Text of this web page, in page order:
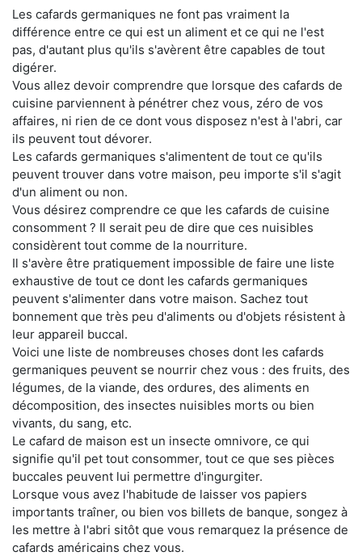
Les cafards germaniques ne font pas vraiment la
différence entre ce qui est un aliment et ce qui ne l'est
pas, d'autant plus qu'ils s'avèrent être capables de tout
digérer.
Vous allez devoir comprendre que lorsque des cafards de
cuisine parviennent à pénétrer chez vous, zéro de vos
affaires, ni rien de ce dont vous disposez n'est à l'abri, car
ils peuvent tout dévorer.
Les cafards germaniques s'alimentent de tout ce qu'ils
peuvent trouver dans votre maison, peu importe s'il s'agit
d'un aliment ou non.
Vous désirez comprendre ce que les cafards de cuisine
consomment ? Il serait peu de dire que ces nuisibles
considèrent tout comme de la nourriture.
Il s'avère être pratiquement impossible de faire une liste
exhaustive de tout ce dont les cafards germaniques
peuvent s'alimenter dans votre maison. Sachez tout
bonnement que très peu d'aliments ou d'objets résistent à
leur appareil buccal.
Voici une liste de nombreuses choses dont les cafards
germaniques peuvent se nourrir chez vous : des fruits, des
légumes, de la viande, des ordures, des aliments en
décomposition, des insectes nuisibles morts ou bien
vivants, du sang, etc.
Le cafard de maison est un insecte omnivore, ce qui
signifie qu'il pet tout consommer, tout ce que ses pièces
buccales peuvent lui permettre d'ingurgiter.
Lorsque vous avez l'habitude de laisser vos papiers
importants traîner, ou bien vos billets de banque, songez à
les mettre à l'abri sitôt que vous remarquez la présence de
cafards américains chez vous.